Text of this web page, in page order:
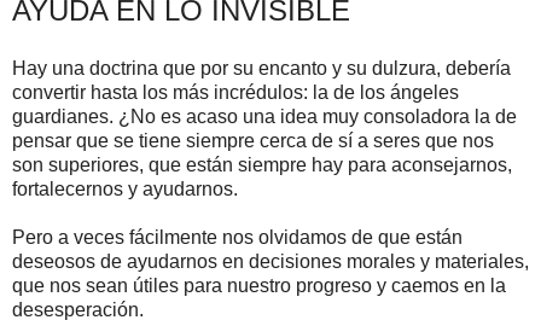
AYUDA EN LO INVISIBLE
Hay una doctrina que por su encanto y su dulzura, debería
convertir hasta los más incrédulos: la de los ángeles
guardianes. ¿No es acaso una idea muy consoladora la de
pensar que se tiene siempre cerca de sí a seres que nos
son superiores, que están siempre hay para aconsejarnos,
fortalecernos y ayudarnos.
Pero a veces fácilmente nos olvidamos de que están
deseosos de ayudarnos en decisiones morales y materiales,
que nos sean útiles para nuestro progreso y caemos en la
desesperación.